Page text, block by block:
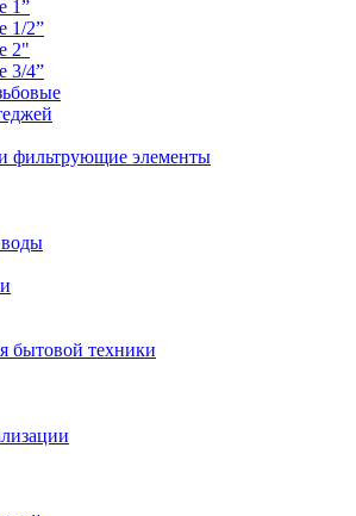
1”
1/2”
2"
3/4”
фильтрующие элементы
бытовой техники